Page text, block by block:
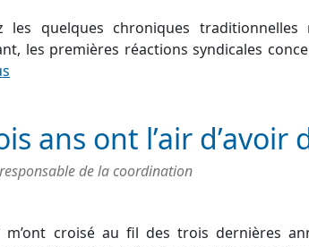
les quelques chroniques
les premières réactions syndicales
ans ont l’air
de la coordination
m’ont croisé au fil des trois dernières